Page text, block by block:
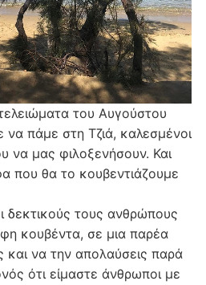
του Αυγούστου
πάμε στη Τζιά, καλεσμένοι
να μας φιλοξενήσουν. Και
που θα το κουβεντιάζουμε
δεκτικούς τους ανθρώπους
κουβέντα, σε μια παρέα
και να την απολαύσεις παρά
ότι είμαστε άνθρωποι με